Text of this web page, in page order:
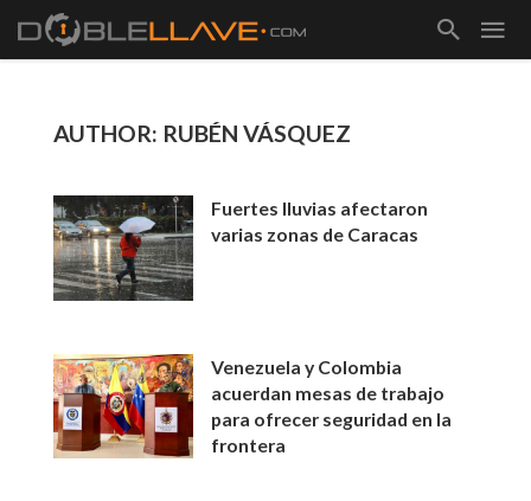
AUTHOR: RUBÉN VÁSQUEZ
Fuertes lluvias afectaron
varias zonas de Caracas
Venezuela y Colombia
acuerdan mesas de trabajo
para ofrecer seguridad en la
frontera